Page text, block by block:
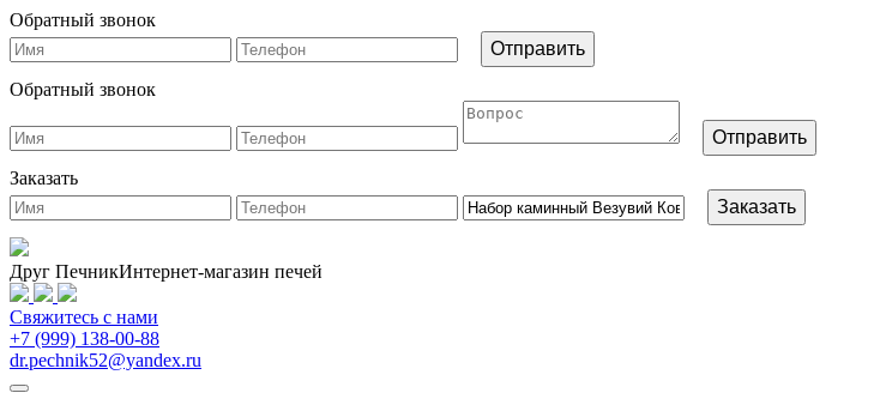
Обратный звонок
Обратный звонок
Заказать
Друг ПечникИнтернет-магазин печей
Свяжитесь с нами
+7 (999) 138-00-88
dr.pechnik52@yandex.ru